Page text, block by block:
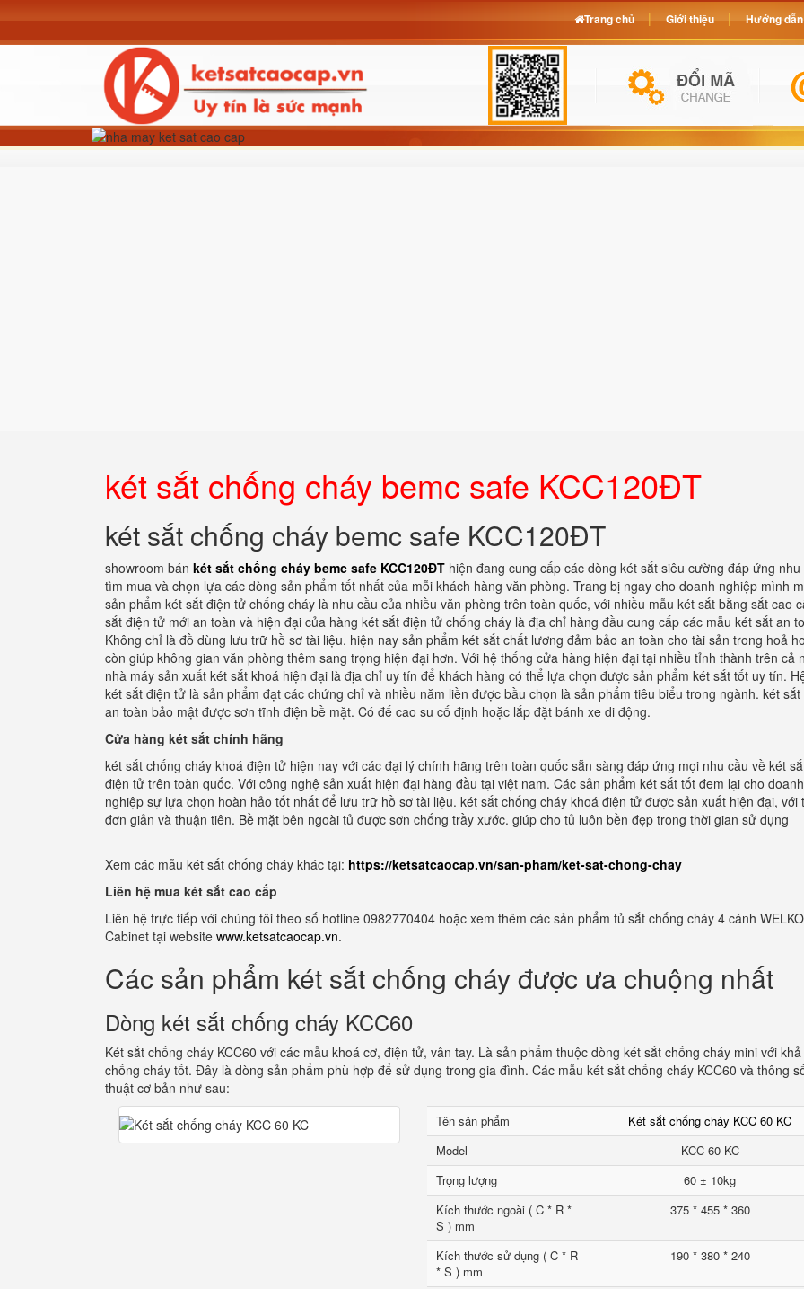
két sắt chống cháy bemc safe KCC120ĐT
két sắt chống cháy bemc safe KCC120ĐT
showroom bán két sắt chống cháy bemc safe KCC120ĐT hiện đang cung cấp các dòng két sắt siêu cường đáp ứng nhu
tìm mua và chọn lựa các dòng sản phẩm tốt nhất của mỗi khách hàng văn phòng. Trang bị ngay cho doanh nghiệp mình
sản phẩm két sắt điện tử chống cháy là nhu cầu của nhiều văn phòng trên toàn quốc, với nhiều mẫu két sắt bằng sắt cao
sắt điện tử mới an toàn và hiện đại của hàng két sắt điện tử chống cháy là địa chỉ hàng đầu cung cấp các mẫu két sắt an
Không chỉ là đồ dùng lưu trữ hồ sơ tài liệu. hiện nay sản phẩm két sắt chất lương đảm bảo an toàn cho tài sản trong hoả
còn giúp không gian văn phòng thêm sang trọng hiện đại hơn. Với hệ thống cửa hàng hiện đại tại nhiều tỉnh thành trên cả
nhà máy sản xuất két sắt khoá hiện đại là địa chỉ uy tín để khách hàng có thể lựa chọn được sản phẩm két sắt tốt uy tín.
két sắt điện tử là sản phẩm đạt các chứng chỉ và nhiều năm liền được bầu chọn là sản phẩm tiêu biểu trong ngành. két sắt
an toàn bảo mật được sơn tĩnh điện bề mặt. Có đế cao su cố định hoặc lắp đặt bánh xe di động.
Cửa hàng két sắt chính hãng
két sắt chống cháy khoá điện tử hiện nay với các đại lý chính hãng trên toàn quốc sẵn sàng đáp ứng mọi nhu cầu về két
điện tử trên toàn quốc. Với công nghệ sản xuất hiện đại hàng đầu tại việt nam. Các sản phẩm két sắt tốt đem lại cho doanh
nghiệp sự lựa chọn hoàn hảo tốt nhất để lưu trữ hồ sơ tài liệu. két sắt chống cháy khoá điện tử được sản xuất hiện đại, với
đơn giản và thuận tiên. Bề mặt bên ngoài tủ được sơn chống trầy xước. giúp cho tủ luôn bền đẹp trong thời gian sử dụng
Xem các mẫu két sắt chống cháy khác tại: https://ketsatcaocap.vn/san-pham/ket-sat-chong-chay
Liên hệ mua két sắt cao cấp
Liên hệ trực tiếp với chúng tôi theo số hotline 0982770404 hoặc xem thêm các sản phẩm tủ sắt chống cháy 4 cánh
Cabinet tại website www.ketsatcaocap.vn.
Các sản phẩm két sắt chống cháy được ưa chuộng nhất
Dòng két sắt chống cháy KCC60
Két sắt chống cháy KCC60 với các mẫu khoá cơ, điện tử, vân tay. Là sản phẩm thuộc dòng két sắt chống cháy mini với
chống cháy tốt. Đây là dòng sản phẩm phù hợp để sử dụng trong gia đình. Các mẫu két sắt chống cháy KCC60 và thông
thuật cơ bản như sau:
Tên sản phẩm
Két sắt chống cháy KCC 60 KC
Model
KCC 60 KC
Trọng lượng
60 ± 10kg
Kích thước ngoài ( C * R *
S ) mm
375 * 455 * 360
Kích thước sử dụng ( C * R
* S ) mm
190 * 380 * 240
Trang chủ Giới thiệu Hướng